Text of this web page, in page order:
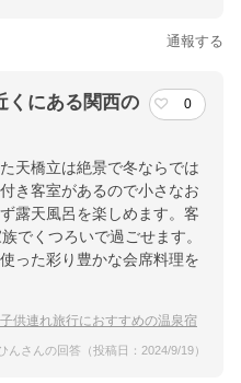
通報する
くにある関西の
0
天橋立は絶景で冬ならでは
き客室があるので小さなお
露天風呂を楽しめます。客
でくつろいで過ごせます。
った彩り豊かな会席料理を
供連れ旅行におすすめの温泉宿
んさんの回答（投稿日：2024/9/19）